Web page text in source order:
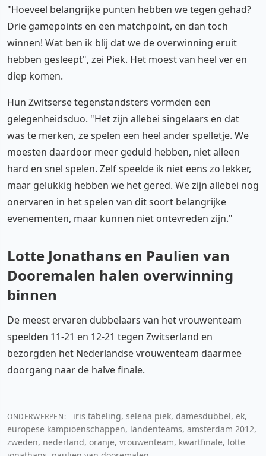
"Hoeveel belangrijke punten hebben we tegen gehad?
Drie gamepoints en een matchpoint, en dan toch
winnen! Wat ben ik blij dat we de overwinning eruit
hebben gesleept", zei Piek. Het moest van heel ver en
diep komen.
Hun Zwitserse tegenstandsters vormden een
gelegenheidsduo. "Het zijn allebei singelaars en dat
was te merken, ze spelen een heel ander spelletje. We
moesten daardoor meer geduld hebben, niet alleen
hard en snel spelen. Zelf speelde ik niet eens zo lekker,
maar gelukkig hebben we het gered. We zijn allebei nog
onervaren in het spelen van dit soort belangrijke
evenementen, maar kunnen niet ontevreden zijn."
Lotte Jonathans en Paulien van
Dooremalen halen overwinning
binnen
De meest ervaren dubbelaars van het vrouwenteam
speelden 11-21 en 12-21 tegen Zwitserland en
bezorgden het Nederlandse vrouwenteam daarmee
doorgang naar de halve finale.
ONDERWERPEN:
iris tabeling, selena piek, damesdubbel, ek,
europese kampioenschappen, landenteams, amsterdam 2012,
zweden, nederland, oranje, vrouwenteam, kwartfinale, lotte